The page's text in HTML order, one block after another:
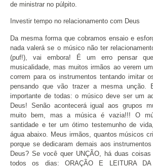
de ministrar no púlpito.
Investir tempo no relacionamento com Deus
Da mesma forma que cobramos ensaio e
nada valerá se o músico não ter
(puf!), vai embora! É um erro pensar
musicalidade, mas muitos irmãos ao verem
correm para os instrumentos tentando imitar
pensando que vão trazer a mesma unção.
importante de todas: o músico deve ser um
Deus! Senão acontecerá igual aos grupos
muito bem, mas a música é vazia!!! O
santidade e ter um ótimo testemunho de
água abaixo. Meus irmãos, quantos músicos
porque se dedicaram demais aos
Deus? Se você quer UNÇÃO, há duas
todos os dias: ORAÇÃO E LEITURA